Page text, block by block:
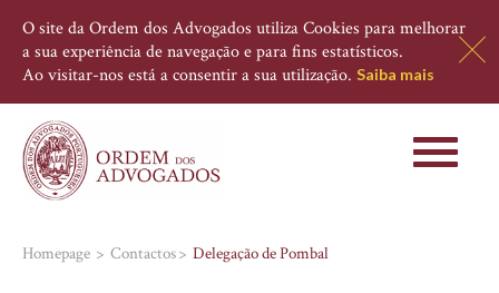
O site da Ordem dos Advogados utiliza Cookies para melhorar
a sua experiência de navegação e para fins estatísticos.
Ao visitar-nos está a consentir a sua utilização. Saiba mais
Toggle
Homepage Contactos Delegação de Pombal